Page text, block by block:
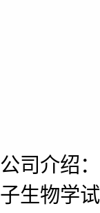
公司介绍
子生物学